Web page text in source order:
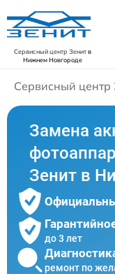
Сервисный центр Зенитв
Нижнем Новгороде
Сервисный центр
Замена
Зенит в
до 3 лет
ремонт по